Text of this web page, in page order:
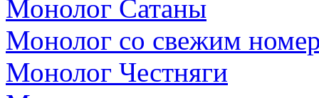
Монолог Сатаны
Монолог со свежим
Монолог Честняги